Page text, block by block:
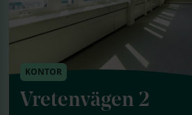
KONTOR
Vretenvägen 2